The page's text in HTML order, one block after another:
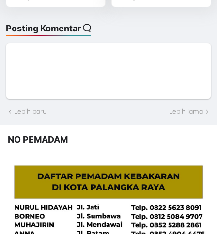
Posting Komentar
Lebih baru Lebih lama
NO PEMADAM